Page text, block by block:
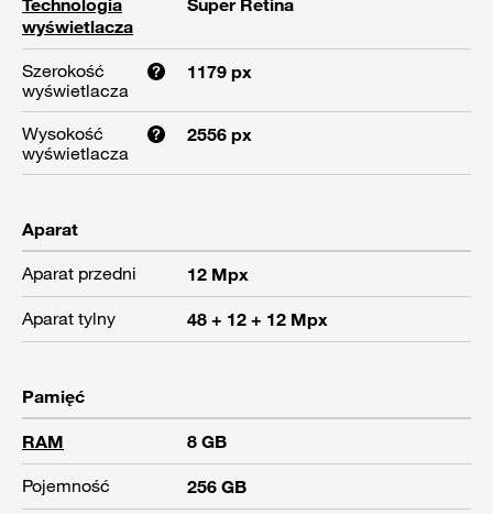
Technologia
wyświetlacza
Super Retina
Szerokość
wyświetlacza
1179 px
Wysokość
wyświetlacza
2556 px
Aparat
Aparat przedni
12 Mpx
Aparat tylny
48 + 12 + 12 Mpx
Pamięć
RAM
8 GB
Pojemność
256 GB